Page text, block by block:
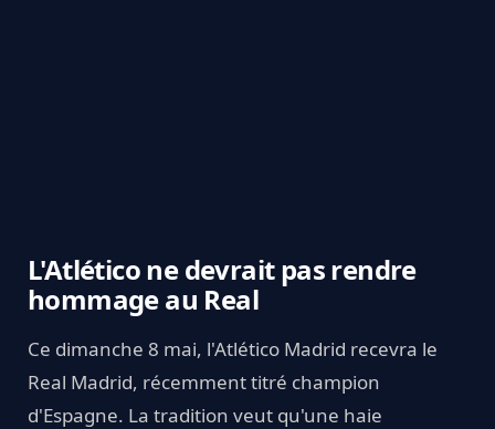
L'Atlético ne devrait pas rendre
hommage au Real
Ce dimanche 8 mai, l'Atlético Madrid recevra le
Real Madrid, récemment titré champion
d'Espagne. La tradition veut qu'une haie